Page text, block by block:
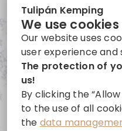
Tulipán Kemping
We use
Our website uses
user experience and
The protection of
us!
By clicking the
to the use of all
the data
8315
Route planning to
Bicycle-
Family and
Dog-friendly campsites
Campsites for